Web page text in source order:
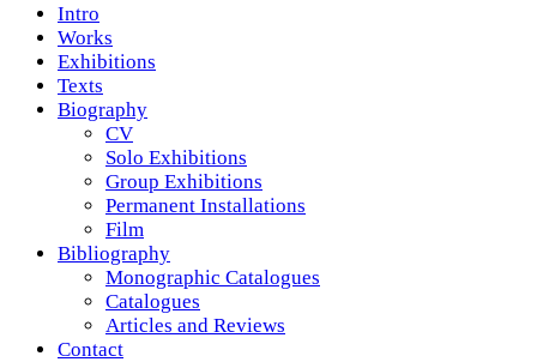
Intro
Works
Exhibitions
Texts
Biography
CV
Solo Exhibitions
Group Exhibitions
Permanent Installations
Film
Bibliography
Monographic Catalogues
Catalogues
Articles and Reviews
Contact